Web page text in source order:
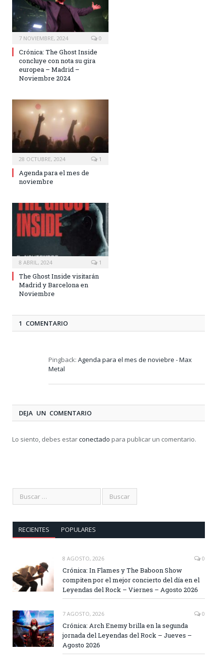
7 NOVIEMBRE, 2024 0
Crónica: The Ghost Inside
concluye con nota su gira
europea – Madrid –
Noviembre 2024
28 OCTUBRE, 2024 1
Agenda para el mes de
noviembre
8 ABRIL, 2024 1
The Ghost Inside visitarán
Madrid y Barcelona en
Noviembre
1 COMENTARIO
Pingback: Agenda para el mes de noviebre - Max
Metal
DEJA UN COMENTARIO
Lo siento, debes estarconectado para publicar un comentario.
RECIENTES POPULARES
8 AGOSTO, 2026 0
Crónica: In Flames y The Baboon Show
compiten por el mejor concierto del día en el
Leyendas del Rock – Viernes – Agosto 2026
7 AGOSTO, 2026 0
Crónica: Arch Enemy brilla en la segunda
jornada del Leyendas del Rock – Jueves –
Agosto 2026